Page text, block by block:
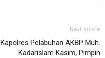
Next article
Kapolres Pelabuhan AKBP Muh.
Kadarislam Kasim, Pimpin